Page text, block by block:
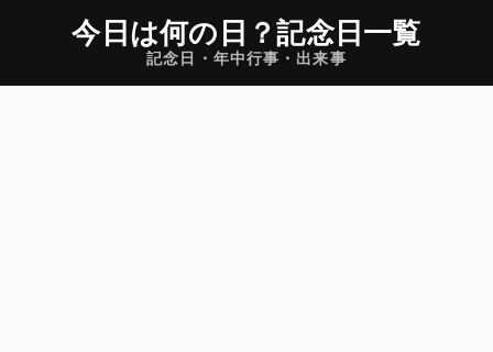
今日は何の日 ？記念日一覧
記念日・年中行事・出来事